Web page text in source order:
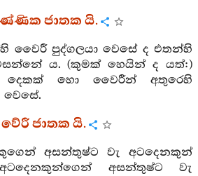
ජාතක යි.
වෛරී පුද්ගලයා වෙසේ ද එතන්හි
ය. (කුමක් හෙයින් ද යත්:)
හො වෛරීන් අතුරෙහි
වේරී ජාතක යි.
අසන්තුෂ්ට වැ අටදෙනකුන්
අසන්තුෂ්ට වැ